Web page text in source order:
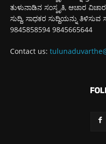
ತುಳುನಾಡಿನ ಸಂಸ್ಕೃತಿ, ಆಚಾರ
ಸುದ್ದಿ, ಸಾಧಕರ ಸುದ್ದಿಯನ್ನು ತಿಳಿಸುವ
9845858594 9845665644
Contact us: